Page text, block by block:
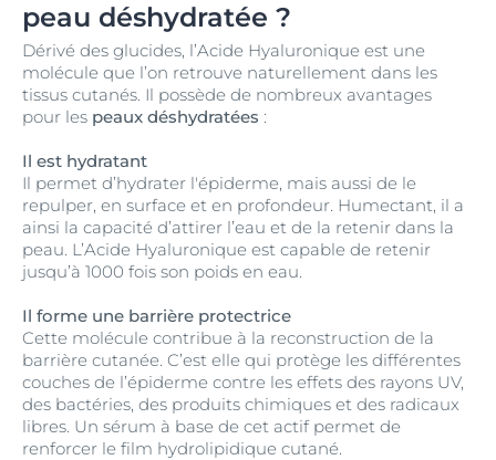
peau déshydratée ?
Dérivé des glucides, l’Acide Hyaluronique est une
molécule que l’on retrouve naturellement dans les
tissus cutanés. Il possède de nombreux avantages
pour les peaux déshydratées :
Il est hydratant
Il permet d’hydrater l'épiderme, mais aussi de le
repulper, en surface et en profondeur. Humectant, il a
ainsi la capacité d’attirer l’eau et de la retenir dans la
peau. L’Acide Hyaluronique est capable de retenir
jusqu’à 1000 fois son poids en eau.
Il forme une barrière protectrice
Cette molécule contribue à la reconstruction de la
barrière cutanée. C’est elle qui protège les différentes
couches de l’épiderme contre les effets des rayons UV,
des bactéries, des produits chimiques et des radicaux
libres. Un sérum à base de cet actif permet de
renforcer le film hydrolipidique cutané.